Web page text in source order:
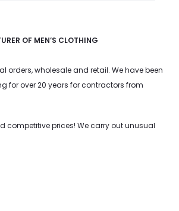
OF MEN’S CLOTHING
orders, wholesale and retail. We have been
for over 20 years for contractors from
competitive prices! We carry out unusual